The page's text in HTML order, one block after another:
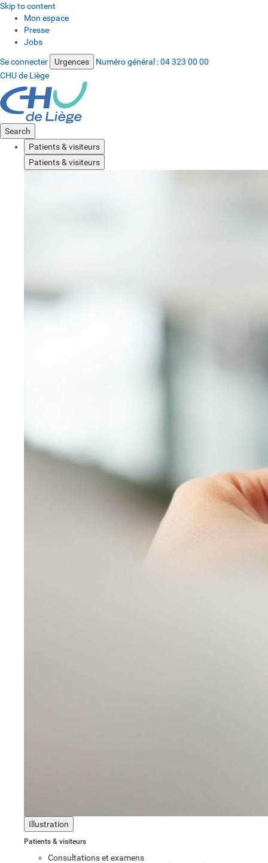
Skip to content
Mon espace
Presse
Jobs
Se connecter Urgences Numéro général :04 323 00 00
CHU de Liège
Search
Patients & visiteurs
Patients & visiteurs
Illustration
Patients & visiteurs
Consultations et examens